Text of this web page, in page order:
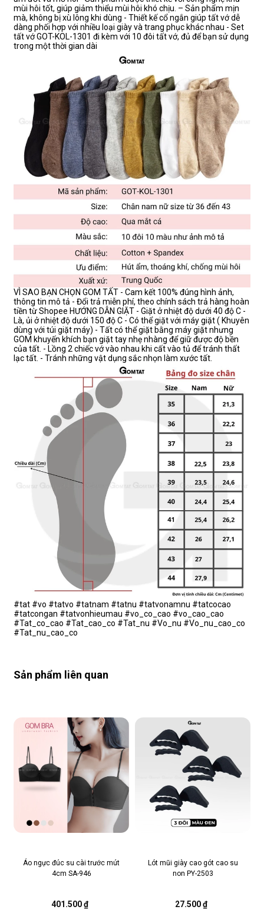
mùi hôi tốt, giúp giảm thiểu mùi hôi khó chịu. – Sản phẩm mịn
mà, không bị xù lông khi dùng - Thiết kế cổ ngắn giúp tất vớ dễ
dàng phối hợp với nhiều loại giày và trang phục khác nhau - Set
tất vớ GOT-KOL-1301 đi kèm với 10 đôi tất vớ, đủ để bạn sử dụng
trong một thời gian dài
VÌ SAO BẠN CHỌN GOM TẤT - Cam kết 100% đúng hình ảnh,
thông tin mô tả - Đổi trả miễn phí, theo chính sách trả hàng hoàn
tiền từ Shopee HƯỚNG DẪN GIẶT - Giặt ở nhiệt độ dưới 40 độ C -
Là, ủi ở nhiệt độ dưới 150 độ C - Có thể giặt với máy giặt ( Khuyên
dùng với túi giặt máy) - Tất có thể giặt bằng máy giặt nhưng
GOM khuyến khích bạn giặt tay nhẹ nhàng để giữ được độ bền
của tất. - Lồng 2 chiếc vớ vào nhau khi cất vào tủ để tránh thất
lạc tất. - Tránh những vật dụng sắc nhọn làm xước tất.
#tat #vo #tatvo #tatnam #tatnu #tatvonamnu #tatcocao
#tatcongan #tatvonhieumau #vo_co_cao #vo_cao_cao
#Tat_co_cao #Tat_cao_co #Tat_nu #Vo_nu #Vo_nu_cao_co
#Tat_nu_cao_co
Sản phẩm liên quan
Áo ngực đúc su cài trước mút
4cm SA-946
401.500 ₫
Lót mũi giày cao gót cao su
non PY-2503
27.500 ₫